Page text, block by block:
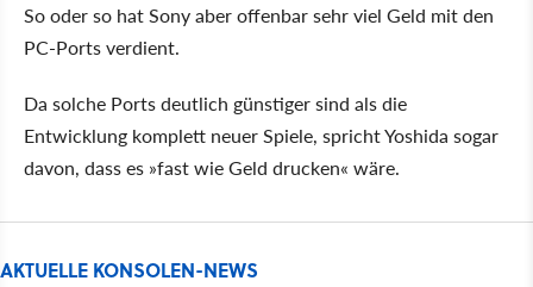
So oder so hat Sony aber offenbar sehr viel Geld mit den
PC-Ports verdient.
Da solche Ports deutlich günstiger sind als die
Entwicklung komplett neuer Spiele, spricht Yoshida sogar
davon, dass es »fast wie Geld drucken« wäre.
AKTUELLE KONSOLEN-NEWS